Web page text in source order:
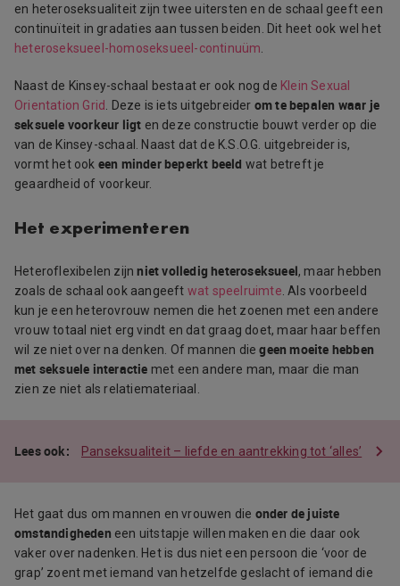
en heteroseksualiteit zijn twee uitersten en de schaal geeft een
continuïteit in gradaties aan tussen beiden. Dit heet ook wel het
heteroseksueel-homoseksueel-continuüm
Naast de Kinsey-schaal bestaat er ook nog de Klein Sexual
Orientation Grid
. Deze is iets uitgebreider om te bepalen waar je
seksuele voorkeur ligt en deze constructie bouwt verder op die
van de Kinsey-schaal. Naast dat de K.S.O.G. uitgebreider is,
vormt het ook een minder beperkt beeld wat betreft je
geaardheid of voorkeur.
Het experimenteren
Heteroflexibelen zijn niet volledig heteroseksueel, maar hebben
zoals de schaal ook aangeeft wat speelruimte . Als voorbeeld
kun je een heterovrouw nemen die het zoenen met een andere
vrouw totaal niet erg vindt en dat graag doet, maar haar beffen
wil ze niet over na denken. Of mannen diegeen moeite hebben
met seksuele interactie met een andere man, maar die man
zien ze niet als relatiemateriaal.
Panseksualiteit – liefde en aantrekking tot ‘alles’
Het gaat dus om mannen en vrouwen die onder de juiste
omstandigheden een uitstapje willen maken en die daar ook
vaker over nadenken. Het is dus niet een persoon die ‘voor de
grap’ zoent met iemand van hetzelfde geslacht of iemand die